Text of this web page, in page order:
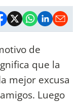
de
que la
mejor excusa
Luego